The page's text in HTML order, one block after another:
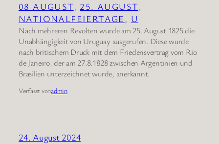
08 AUGUST, 25. AUGUST
NATIONALFEIERTAGE , U
Nach mehreren Revolten wurde am 25. August 1825 die
Unabhängigkeit von Uruguay ausgerufen. Diese wurde
nach britischem Druck mit dem Friedensvertrag vom Rio
de Janeiro, der am 27.8.1828 zwischen Argentinien und
Brasilien unterzeichnet wurde, anerkannt.
Verfasst vonadmin
24. August 2024